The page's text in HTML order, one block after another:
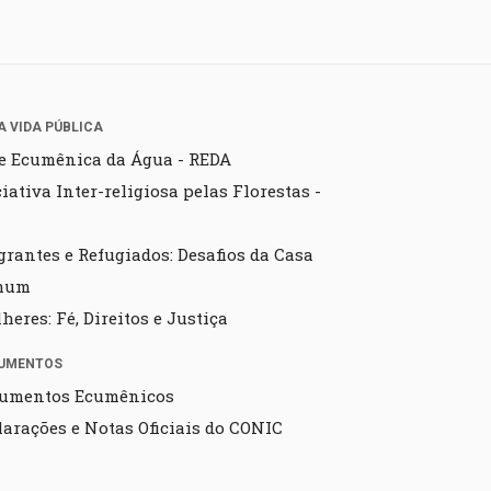
VIDA PÚBLICA
Ecumênica da Água - REDA
Inter-religiosa pelas Florestas -
e Refugiados: Desafios da Casa
Fé, Direitos e Justiça
Ecumênicos
e Notas Oficiais do CONIC